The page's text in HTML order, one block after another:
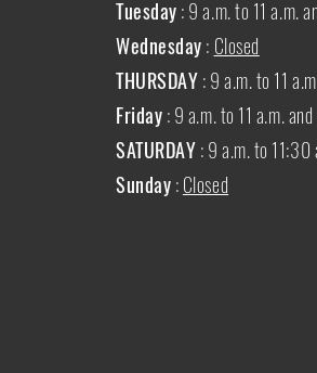
Tuesday: 9 a.m. to 11 a.m.
Wednesday: Closed
THURSDAY:9 a.m. to 11
Friday: 9 a.m. to 11 a.m.
SATURDAY: 9 a.m. to 11:30
Sunday:Closed